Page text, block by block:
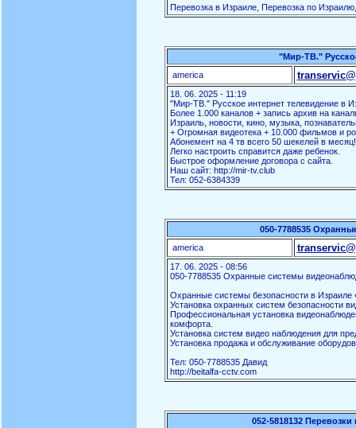
Перевозка в Израиле, Перевозка по
"Мир-ТВ."
america
18. 06. 2025 - 11:19
"Мир-ТВ." Русское интернет телевидение в
Более 1.000 каналов + запись архив на
Израиль, новости, кино, музыка,
+ Огромная видеотека + 10.000 фильмов и
Абонемент на 4 тв всего 50 шекелей в месяц!
Легко настроить справится даже ребенок.
Быстрое оформление договора с сайта.
Наш сайт: http://mir-tv.club
Тел: 052-6384339
050-7788535
america
17. 06. 2025 - 08:56
050-7788535 Охранные системы
Охранные системы безопасности в Израиле
Установка охранных систем безопасности
Профессиональная установка
комфорта.
Установка систем видео наблюдения для
Установка продажа и обслуживание
Тел: 050-7788535 Давид
http://beitalfa-cctv.com
052-5818132